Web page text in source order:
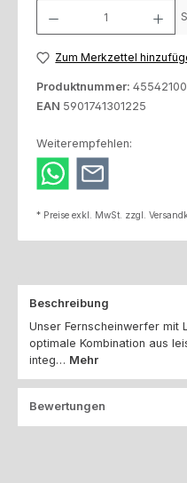
Zum Merkzettel
Produktnummer: 45542100
EAN 5901741301225
Weiterempfehlen:
* Preise exkl. MwSt. zzgl.
Beschreibung
Unser Fernscheinwerfer mit
optimale Kombination aus
integ… Mehr
Bewertungen